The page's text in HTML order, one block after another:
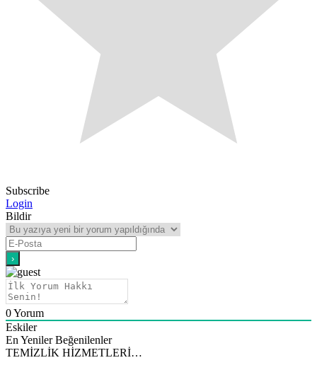
Subscribe
Login
Bildir
0Yorum
Eskiler
En Yeniler Beğenilenler
TEMİZLİK HİZMETLERİ…